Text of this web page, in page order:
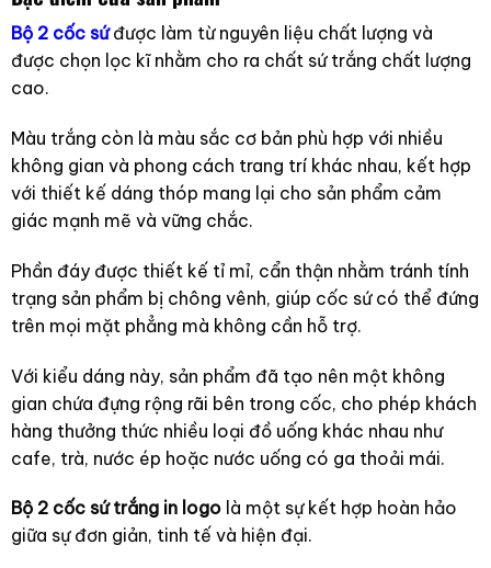
Bộ 2 cốc sứđược làm từ nguyên liệu chất lượng và
được chọn lọc kĩ nhằm cho ra chất sứ trắng chất lượng
cao.
Màu trắng còn là màu sắc cơ bản phù hợp với nhiều
không gian và phong cách trang trí khác nhau, kết hợp
với thiết kế dáng thóp mang lại cho sản phẩm cảm
giác mạnh mẽ và vững chắc.
Phần đáy được thiết kế tỉ mỉ, cẩn thận nhằm tránh tính
trạng sản phẩm bị chông vênh, giúp cốc sứ có thể đứng
trên mọi mặt phẳng mà không cần hỗ trợ.
Với kiểu dáng này, sản phẩm đã tạo nên một không
gian chứa đựng rộng rãi bên trong cốc, cho phép khách
hàng thưởng thức nhiều loại đồ uống khác nhau như
cafe, trà, nước ép hoặc nước uống có ga thoải mái.
Bộ 2 cốc sứ trắng in logolà một sự kết hợp hoàn hảo
giữa sự đơn giản, tinh tế và hiện đại.